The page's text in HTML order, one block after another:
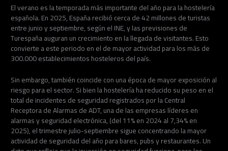
El verano es la temporada más importante del año para la hostelería
española. En 2025, España recibió cerca de 42 millones de turistas
entre junio y septiembre, según el INE, y las previsiones de
Turespaña auguran un crecimiento en la llegada de visitantes. Esto
convierte a este periodo en el de mayor actividad para los más de
300.000 establecimientos hosteleros del país.
Sin embargo, también coincide con una época de mayor exposición al
riesgo para el sector. Si bien la hostelería ha reducido su peso en el
total de incidentes de seguridad registrados por la Central
Receptora de Alarmas de ADT, una de las empresas líderes en
alarmas y seguridad electrónica, (del 11% en 2024 al 7,34% en
2025), el trimestre julio-septiembre sigue concentrando la mayor
actividad de seguridad del año para bares, pubs y restaurantes. Un